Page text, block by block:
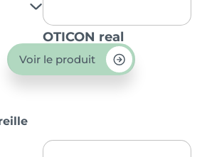
OTICON real
Voir le produit